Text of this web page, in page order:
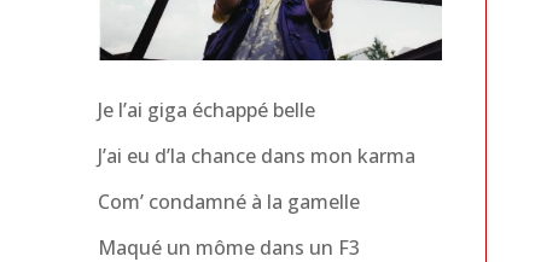
Je l’ai giga échappé belle
J’ai eu d’la chance dans mon karma
Com’ condamné à la gamelle
Maqué un môme dans un F3